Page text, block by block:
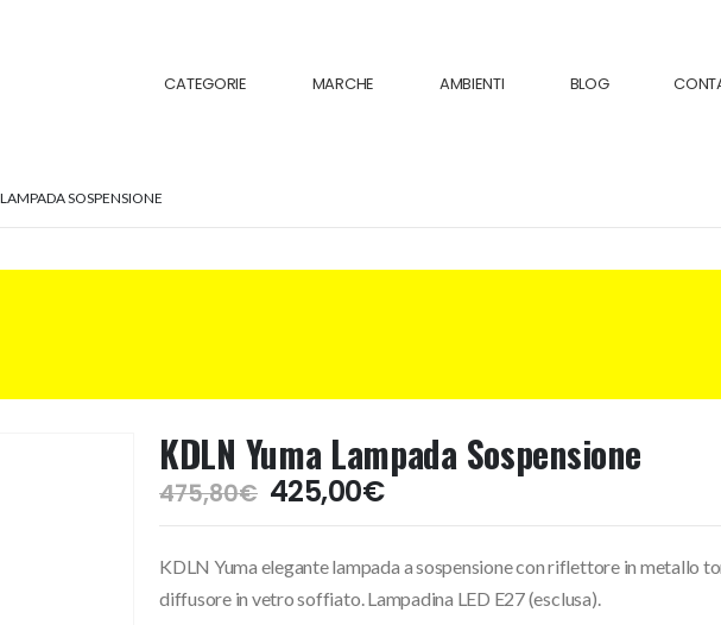
CATEGORIE MARCHE AMBIENTI BLOG
SOSPENSIONE
KDLN Yuma Lampada Sospensione
475,80€ Il
prezzo
era:
475,80€.
425,00€Il
prezzo
è:
425,00€.
KDLN Yuma elegante lampada a sospensione con riflettore in metallo
diffusore in vetro soffiato. Lampadina LED E27 (esclusa).